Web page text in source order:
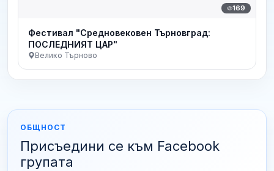
169
Фестивал "Средновековен Търновград:
ПОСЛЕДНИЯТ ЦАР"
Велико Търново
ОБЩНОСТ
Присъедини се към Facebook
групата